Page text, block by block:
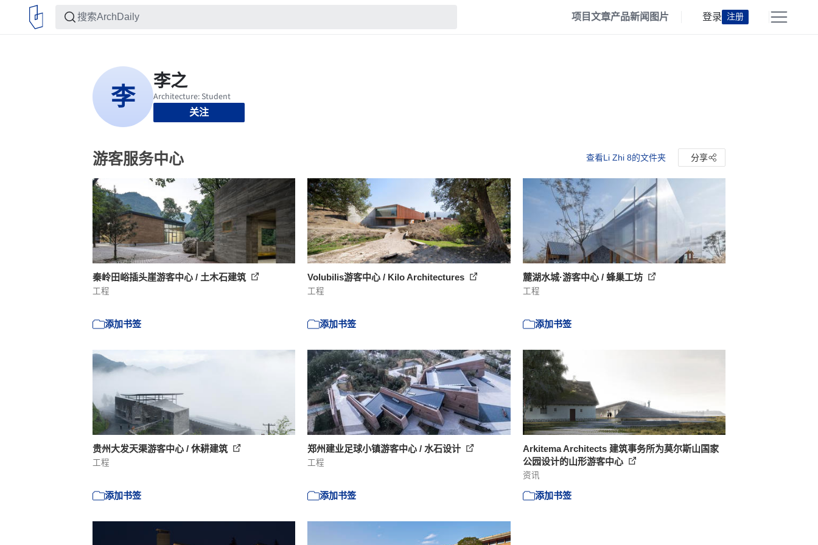
项目文章产品新闻 图片 登录 注册
关注
游客服务中心 查看Li Zhi 8的文件夹 分享
秦岭田峪插头崖游客中心 / 土木石建筑
工程
添加书签
Volubilis游客中心 / Kilo Architectures
工程
添加书签
麓湖水城·游客中心 / 蜂巢工坊
工程
添加书签
贵州大发天渠游客中心 / 休耕建筑
工程
添加书签
郑州建业足球小镇游客中心 / 水石设计
工程
添加书签
Arkitema Architects 建筑事务所为莫尔斯山国家
公园设计的山形游客中心
资讯
添加书签